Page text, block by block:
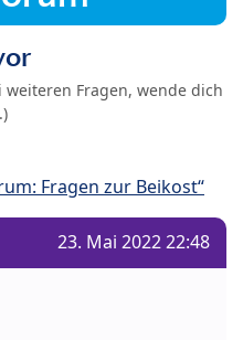
weiteren Fragen, wende dich
.)
Fragen zur Beikost“
23. Mai 2022 22:48